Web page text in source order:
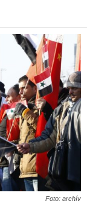
Foto: archív